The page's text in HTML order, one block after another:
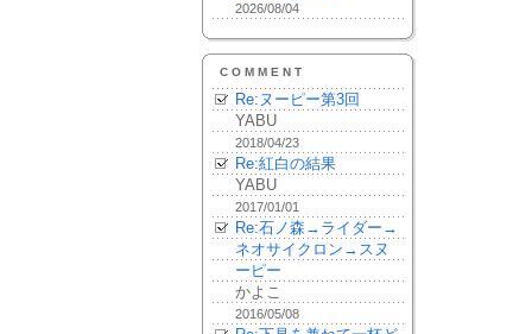
2026/08/04
COMMENT
Re:ヌーピー第3回
YABU
2018/04/23
Re:紅白の結果
YABU
2017/01/01
Re:石ノ森→ライダー→
ネオサイクロン→スヌ
ーピー
かよこ
2016/05/08